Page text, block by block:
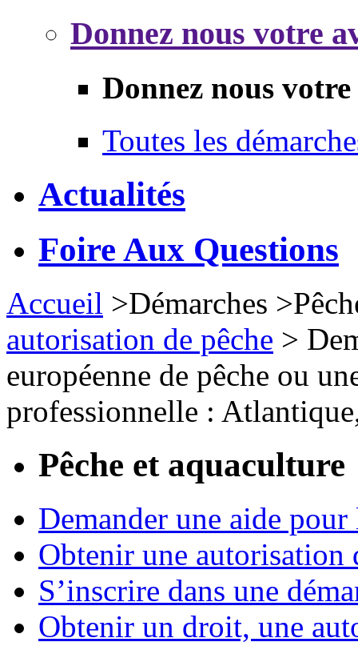
Donnez nous votre
Donnez nous
Toutes les
Actualités
Foire Aux Questions
Accueil >Démarches >
autorisation de pêche >
européenne de pêche ou
professionnelle :
Pêche et aquaculture
Demander une aide
Obtenir une autorisation
S’inscrire dans une
Obtenir un droit, une